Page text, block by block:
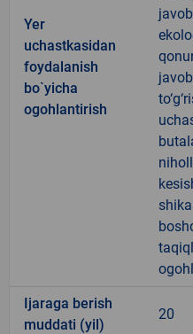
Yer
uchastkasidan
foydalanish
bo`yicha
ogohlantirish
Ijaraga berish
muddati (yil)
20